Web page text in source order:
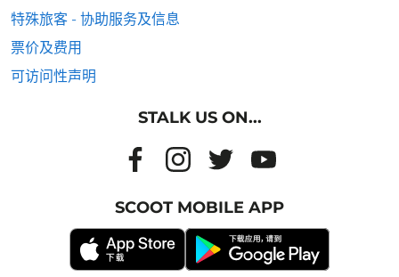
特殊旅客 - 协助服务及信息
票价及费用
可访问性声明
STALK US ON...
SCOOT MOBILE APP